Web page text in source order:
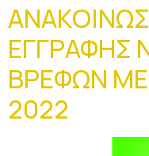
ΕΓΓΡΑΦΗΣ
ΒΡΕΦΩΝ
2022